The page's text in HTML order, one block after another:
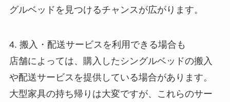
グルベッドを見つけるチャンスが広がります。
4. 搬入・配送サービスを利用できる場合も
店舗によっては、購入したシングルベッドの搬入
や配送サービスを提供している場合があります。
大型家具の持ち帰りは大変ですが、これらのサー